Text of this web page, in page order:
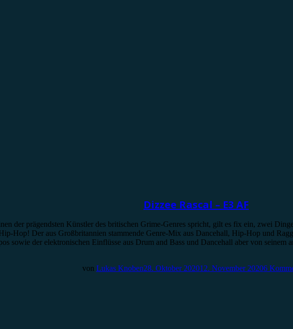
Dizzee Rascal – E3 AF
der prägendsten Künstler des britischen Grime-Genres spricht, gilt es fix ein, zwei
Hop! Der aus Großbritannien stammende Genre-Mix aus Dancehall, Hip-Hop und
sowie der elektronischen Einflüsse aus Drum and Bass und Dancehall aber von
von Lukas Knoben28. Oktober 202012. November 20206